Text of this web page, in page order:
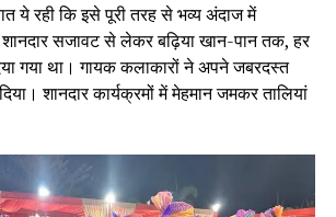
ये रही कि इसे पूरी तरह से भव्य अंदाज में
सजावट से लेकर बढ़िया खान-पान तक, हर
गया था। गायक कलाकारों ने अपने जबरदस्त
शानदार कार्यक्रमों में मेहमान जमकर तालियां